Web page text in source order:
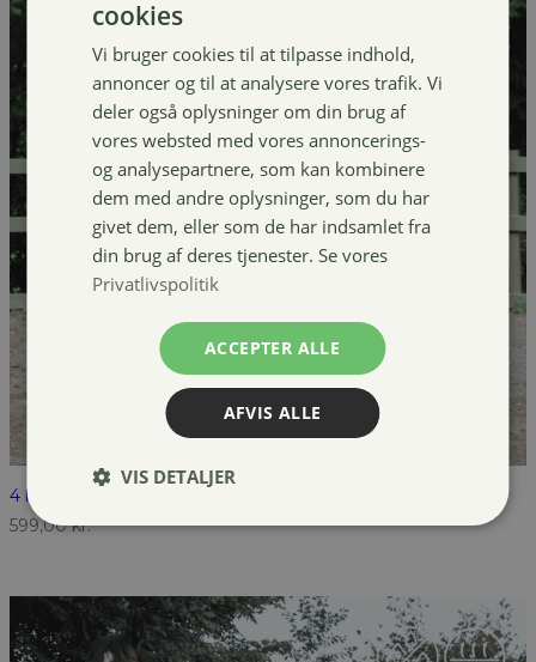
4 horses Turnout dækken, 300g
599,00kr.
cookies
Vi bruger cookies til at tilpasse indhold,
annoncer og til at analysere vores trafik. Vi
deler også oplysninger om din brug af
vores websted med vores annoncerings-
og analysepartnere, som kan kombinere
dem med andre oplysninger, som du har
givet dem, eller som de har indsamlet fra
din brug af deres tjenester. Se vores
Privatlivspolitik
ACCEPTER ALLE
AFVIS ALLE
VIS DETALJER